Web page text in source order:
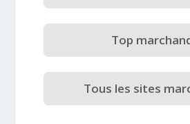
Top
Tous les sites